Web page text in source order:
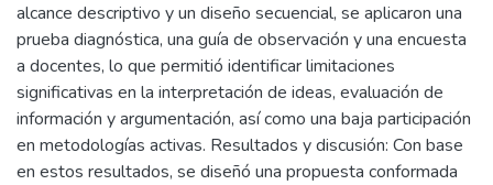
alcance descriptivo y un diseño secuencial, se aplicaron una
prueba diagnóstica, una guía de observación y una encuesta
a docentes, lo que permitió identificar limitaciones
significativas en la interpretación de ideas, evaluación de
información y argumentación, así como una baja participación
en metodologías activas. Resultados y discusión: Con base
en estos resultados, se diseñó una propuesta conformada